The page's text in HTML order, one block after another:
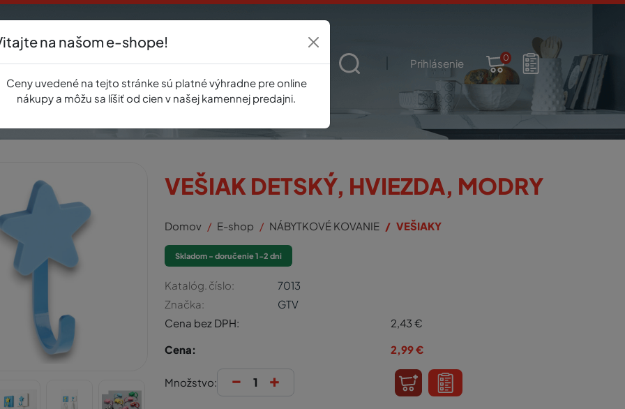
AkcieE-shopRegistráciaNovinkyO násPredajňaKontakt Prihlásenie 0
VEŠIAK DETSKÝ, HVIEZDA, MODRY
Domov E-shop NÁBYTKOVÉ KOVANIE VEŠIAKY
Skladom - doručenie 1-2 dni
Katalóg. číslo:
7013
Značka:
GTV
Cena bez DPH:
2,43 €
Cena:
2,99€
Množstvo: - +
na našom e-shope!
Ceny uvedené na tejto stránke sú platné výhradne pre online
nákupy a môžu sa líšiť od cien v našej kamennej predajni.